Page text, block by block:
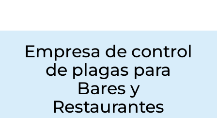
Empresa de control
de plagas para
Bares y
Restaurantes